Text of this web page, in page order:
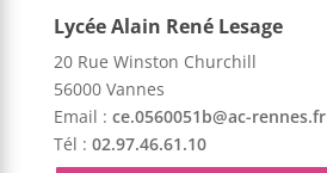
Lycée Alain René Lesage
20 Rue Winston Churchill
56000 Vannes
Email : ce.0560051b@ac-rennes.fr
Tél : 02.97.46.61.10